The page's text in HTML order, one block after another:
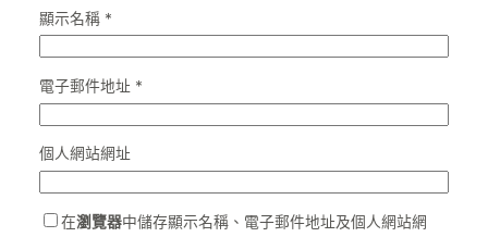
顯示名稱 *
電子郵件地址 *
個人網站網址
在瀏覽器中儲存顯示名稱、電子郵件地址及個人網站網